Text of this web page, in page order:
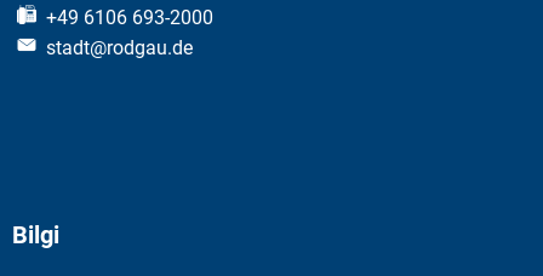
+49 6106 693-2000
stadt@rodgau.de
Bilgi